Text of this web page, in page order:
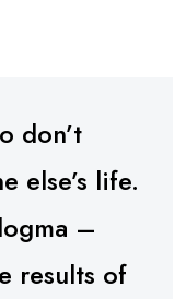
don’t
else’s life.
–
results of